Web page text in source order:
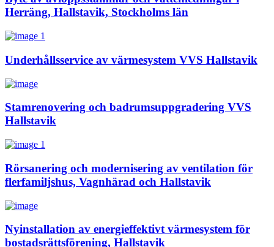
Herräng, Hallstavik, Stockholms län
Underhållsservice av värmesystem VVS Hallstavik
Stamrenovering och badrumsuppgradering VVS
Hallstavik
Rörsanering och modernisering av ventilation för
flerfamiljshus, Vagnhärad och Hallstavik
Nyinstallation av energieffektivt värmesystem för
bostadsrättsförening, Hallstavik